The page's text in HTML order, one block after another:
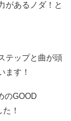
があるノダ！と
テップと曲が頭
ます！
のGOOD
！